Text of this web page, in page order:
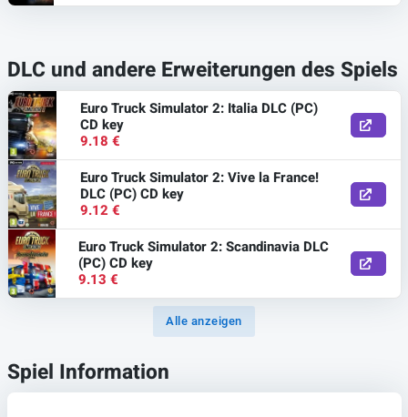
DLC und andere Erweiterungen des Spiels
Euro Truck Simulator 2: Italia DLC (PC)
CD key
9.18 €
Euro Truck Simulator 2: Vive la France!
DLC (PC) CD key
9.12 €
Euro Truck Simulator 2: Scandinavia DLC
(PC) CD key
9.13 €
Alle anzeigen
Spiel Information